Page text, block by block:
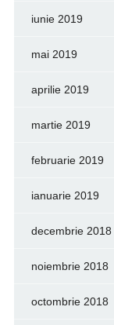
iunie 2019
mai 2019
aprilie 2019
martie 2019
februarie 2019
ianuarie 2019
decembrie 2018
noiembrie 2018
octombrie 2018